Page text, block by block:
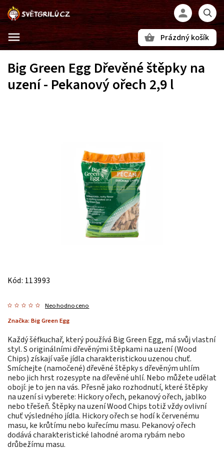
Prázdný košík
Big Green Egg Dřevěné štěpky na
uzení - Pekanový ořech 2,9 l
Kód: 113993
Neohodnoceno
Značka: Big Green Egg
Každý šéfkuchař, který používá Big Green Egg, má svůj vlastní
styl. S originálními dřevěnými štěpkami na uzení (Wood
Chips) získají vaše jídla charakteristickou uzenou chuť.
Smíchejte (namočené) dřevěné štěpky s dřevěným uhlím
nebo jich hrst rozesypte na dřevěné uhlí. Nebo můžete udělat
obojí: je to jen na vás. Přesně jako rozhodnutí, které štěpky
na uzení si vyberete: Hickory ořech, pekanový ořech, jablko
nebo třešeň. Štěpky na uzení Wood Chips totiž vždy ovlivní
chuť výsledného jídla. Hickory ořech se hodí k červenému
masu, ke krůtímu nebo kuřecímu masu. Pekanový ořech
dodává charakteristické lahodné aroma rybám nebo
drůbežímu masu.